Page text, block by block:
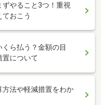
やること3つ！重視
おこう
ら払う？金額の目
置について
法や軽減措置をわか